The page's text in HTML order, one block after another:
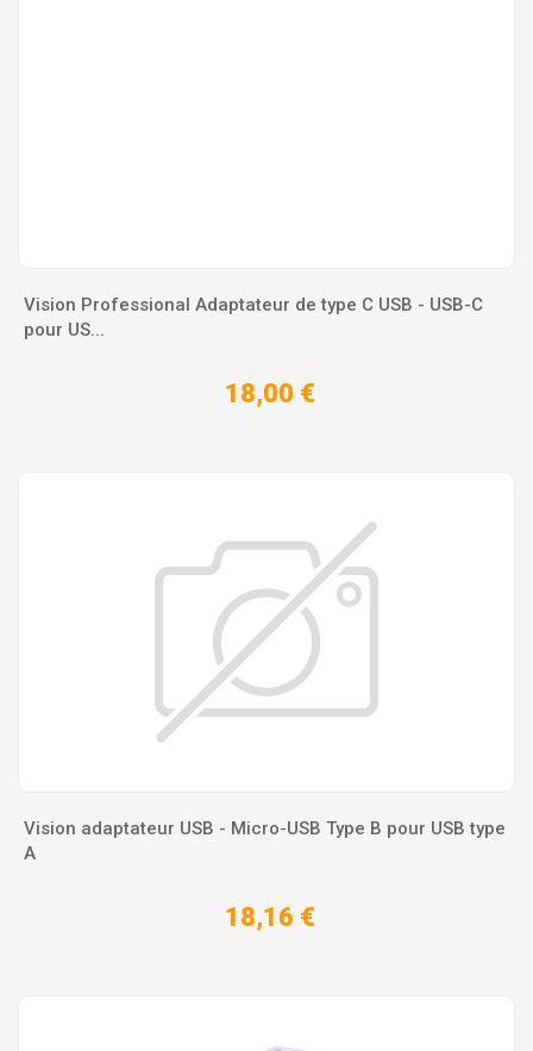
Vision Professional Adaptateur de type C USB - USB-C
pour US...
18,00 €
Vision adaptateur USB - Micro-USB Type B pour USB type
A
18,16 €